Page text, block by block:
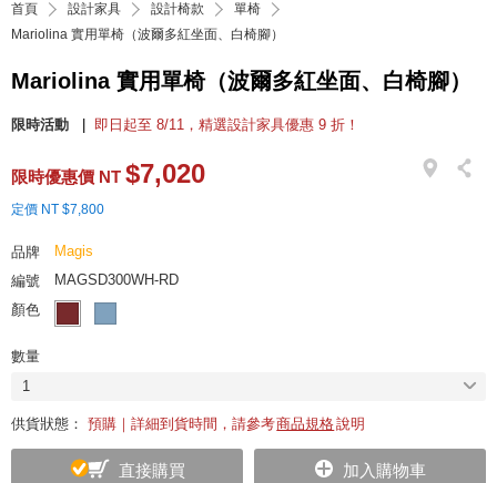
首頁 設計家具 設計椅款
單椅
Mariolina 實用單椅（波爾多紅坐面、白椅腳）
Mariolina 實用單椅（波爾多紅坐面、白椅腳）
限時活動 即日起至 8/11，精選設計家具優惠 9 折！
限時優惠價 NT $7,020
定價 NT $7,800
品牌
Magis
編號
MAGSD300WH-RD
顏色
數量
1
供貨狀態： 預購｜詳細到貨時間，請參考商品規格說明
直接購買 加入購物車